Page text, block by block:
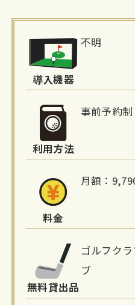
報
導入機器
不明
利用方法
事前予約制
料金
月額：
無料貸出品
ゴルフク
ブ